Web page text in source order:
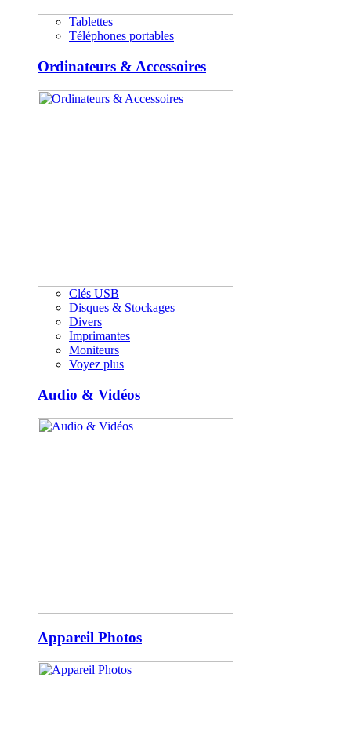
Tablettes
Téléphones portables
Ordinateurs & Accessoires
Clés USB
Disques & Stockages
Divers
Imprimantes
Moniteurs
Voyez plus
Audio & Vidéos
Appareil Photos